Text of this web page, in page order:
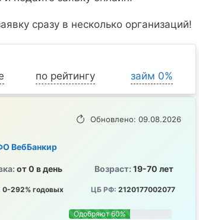
сразу в несколько организаций!
по рейтингу займ 0%
Обновлено: 09.08.2026
ВебБанкир
от 0 в день Возраст: 19-70 лет
0-292% годовых ЦБ РФ: 2120177002077
Одобряют 60%